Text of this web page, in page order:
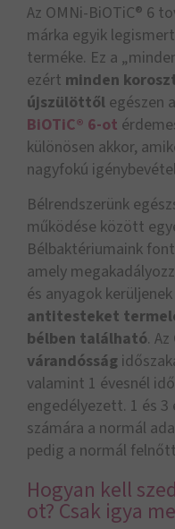
Az OMNi-BiOTiC® 6
márka egyik
terméke. Ez a
ezért minden
újszülöttől egészen a
BiOTiC® 6-ot
különösen akkor,
nagyfokú
Bélrendszerünk
működése között
Bélbaktériumaink
amely
és anyagok
antitesteket
bélben található. Az
várandósság
valamint 1 évesnél
engedélyezett. 1 és
számára a normál
pedig a normál
Hogyan kell
ot? Csak igya